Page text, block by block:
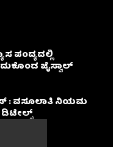
ಪಂದ್ಯದಲ್ಲಿ
ಜೈಸ್ವಾಲ್
: ವಸೂಲಾತಿ ನಿಯಮ